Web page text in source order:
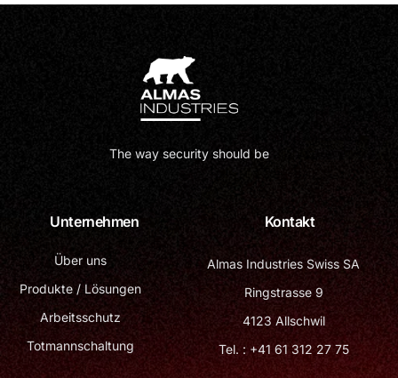
The way security should be
Unternehmen
Über uns
Produkte / Lösungen
Arbeitsschutz
Totmannschaltung
Kontakt
Almas Industries Swiss SA
Ringstrasse 9
4123 Allschwil
Tel. : +41 61 312 27 75